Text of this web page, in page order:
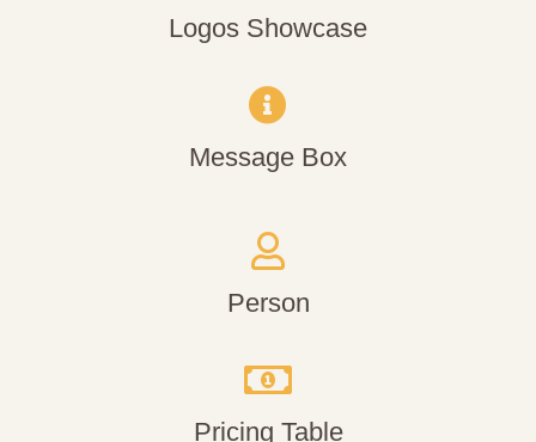
Logos Showcase
Message Box
Person
Pricing Table